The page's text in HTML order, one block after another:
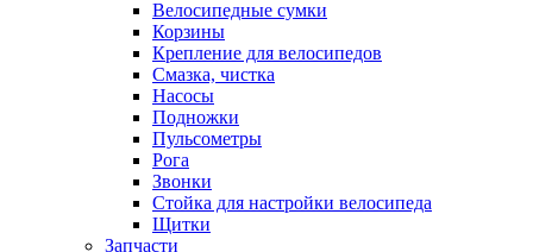
Велосипедные сумки
Корзины
Крепление для велосипедов
Смазка, чистка
Насосы
Подножки
Пульсометры
Рога
Звонки
Стойка для настройки велосипеда
Щитки
Запчасти